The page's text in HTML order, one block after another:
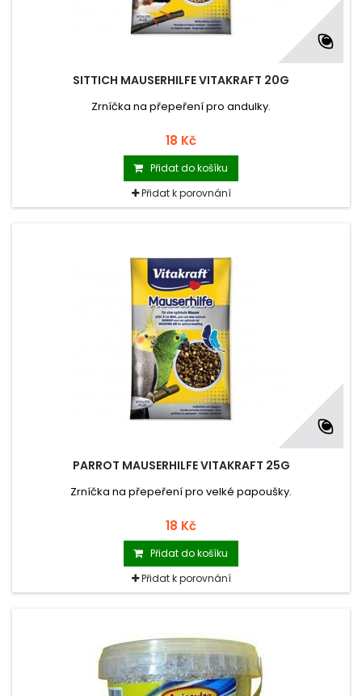
SITTICH MAUSERHILFE VITAKRAFT 20G
Zrníčka na přepeření pro andulky.
18 Kč
Přidat do košíku
Přidat k porovnání
PARROT MAUSERHILFE VITAKRAFT 25G
Zrníčka na přepeření pro velké papoušky.
18 Kč
Přidat do košíku
Přidat k porovnání